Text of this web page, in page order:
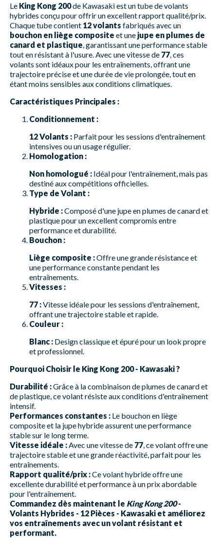
Le King Kong 200de Kawasaki est un tube de volants
hybrides conçu pour offrir un excellent rapport qualité/prix.
Chaque tube contient 12 volants fabriqués avec un
bouchon en liège composite et une jupe en plumes de
canard et plastique , garantissant une performance stable
tout en résistant à l'usure. Avec une vitesse de 77 , ces
volants sont idéaux pour les entraînements, offrant une
trajectoire précise et une durée de vie prolongée, tout en
étant moins sensibles aux conditions climatiques.
Caractéristiques Principales :
Conditionnement :
12 Volants : Parfait pour les sessions d'entraînement
intensives ou un usage régulier.
Homologation :
Non homologué : Idéal pour l'entraînement, mais pas
destiné aux compétitions officielles.
Type de Volant :
Hybride :Composé d'une jupe en plumes de canard et
plastique pour un excellent compromis entre
performance et durabilité.
Bouchon :
Liège composite :Offre une grande résistance et
une performance constante pendant les
entraînements.
Vitesses :
77 :Vitesse idéale pour les sessions d'entraînement,
offrant une trajectoire stable et rapide.
Couleur :
Blanc : Design classique et épuré pour un look propre
et professionnel.
Pourquoi Choisir le King Kong 200 - Kawasaki ?
Durabilité :Grâce à la combinaison de plumes de canard et
de plastique, ce volant résiste aux conditions d'entraînement
intensif.
Performances constantes : Le bouchon en liège
composite et la jupe hybride assurent une performance
stable sur le long terme.
Vitesse idéale : Avec une vitesse de 77 , ce volant offre une
trajectoire stable et une grande réactivité, parfait pour les
entraînements.
Rapport qualité/prix :Ce volant hybride offre une
excellente durabilité et performance à un prix abordable
pour l'entraînement.
Commandez dès maintenant le King Kong 200-
Volants Hybrides - 12 Pièces - Kawasaki et améliorez
vos entraînements avec un volant résistant et
performant.